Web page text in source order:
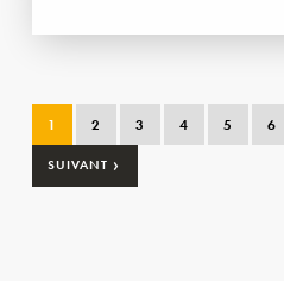
1 2 3 4 5 6
SUIVANT ›